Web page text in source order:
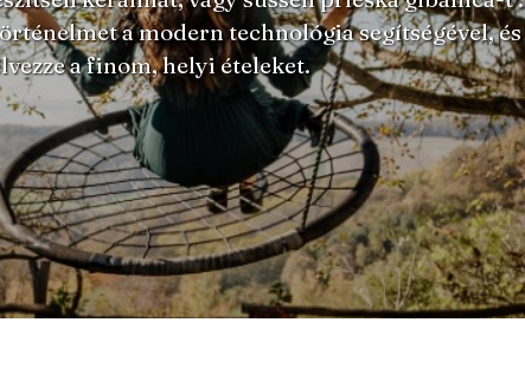
a modern technológia segítségével, és
a finom, helyi ételeket.